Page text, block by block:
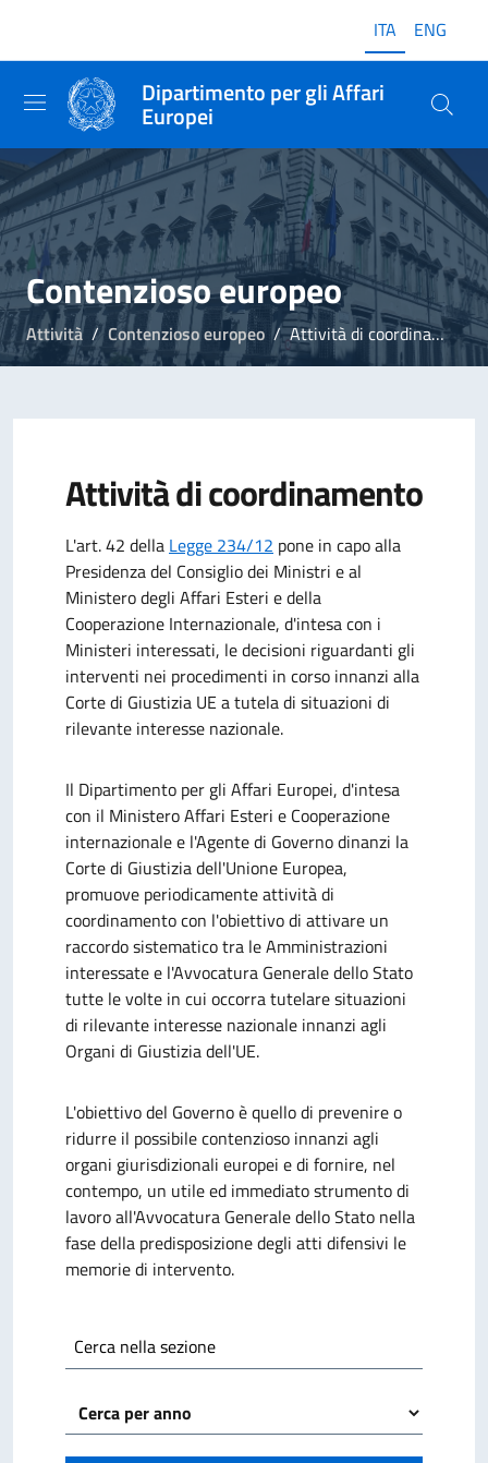
ITA ENG
Dipartimento per gli Affari
Europei
Contenzioso europeo
Attività Contenzioso europeo Attività di coordinamento
Attività di coordinamento
L'art. 42 della Legge 234/12 pone in capo alla
Presidenza del Consiglio dei Ministri e al
Ministero degli Affari Esteri e della
Cooperazione Internazionale, d'intesa con i
Ministeri interessati, le decisioni riguardanti gli
interventi nei procedimenti in corso innanzi alla
Corte di Giustizia UE a tutela di situazioni di
rilevante interesse nazionale.
Il Dipartimento per gli Affari Europei, d'intesa
con il Ministero Affari Esteri e Cooperazione
internazionale e l'Agente di Governo dinanzi la
Corte di Giustizia dell'Unione Europea,
promuove periodicamente attività di
coordinamento con l'obiettivo di attivare un
raccordo sistematico tra le Amministrazioni
interessate e l'Avvocatura Generale dello Stato
tutte le volte in cui occorra tutelare situazioni
di rilevante interesse nazionale innanzi agli
Organi di Giustizia dell'UE.
L'obiettivo del Governo è quello di prevenire o
ridurre il possibile contenzioso innanzi agli
organi giurisdizionali europei e di fornire, nel
contempo, un utile ed immediato strumento di
lavoro all'Avvocatura Generale dello Stato nella
fase della predisposizione degli atti difensivi le
memorie di intervento.
Cerca nella sezione